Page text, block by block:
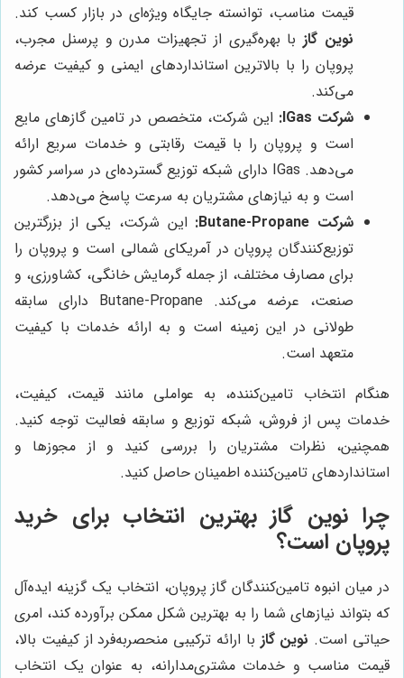
قیمت مناسب، توانسته جایگاه ویژه‌ای در بازار کسب کند.
نوین گازبا بهره‌گیری از تجهیزات مدرن و پرسنل مجرب،
پروپان را با بالاترین استانداردهای ایمنی و کیفیت عرضه
می‌کند.
شرکت IGas:
این شرکت، متخصص در تامین گازهای مایع
است و پروپان را با قیمت رقابتی و خدمات سریع ارائه
می‌دهد. IGas دارای شبکه توزیع گسترده‌ای در سراسر کشور
است و به نیازهای مشتریان به سرعت پاسخ می‌دهد.
شرکت Butane-Propane:
این شرکت، یکی از بزرگترین
توزیع‌کنندگان پروپان در آمریکای شمالی است و پروپان را
برای مصارف مختلف، از جمله گرمایش خانگی، کشاورزی، و
صنعت، عرضه می‌کند. Butane-Propane دارای سابقه
طولانی در این زمینه است و به ارائه خدمات با کیفیت
متعهد است.
هنگام انتخاب تامین‌کننده، به عواملی مانند قیمت، کیفیت،
خدمات پس از فروش، شبکه توزیع و سابقه فعالیت توجه کنید.
همچنین، نظرات مشتریان را بررسی کنید و از مجوزها و
استانداردهای تامین‌کننده اطمینان حاصل کنید.
چرانوین گازبهترین انتخاب برای خرید
پروپان است؟
در میان انبوه تامین‌کنندگان گاز پروپان، انتخاب یک گزینه ایده‌آل
که بتواند نیازهای شما را به بهترین شکل ممکن برآورده کند، امری
حیاتی است. نوین گاز با ارائه ترکیبی منحصربه‌فرد از کیفیت بالا،
قیمت مناسب و خدمات مشتری‌مدارانه، به عنوان یک انتخاب